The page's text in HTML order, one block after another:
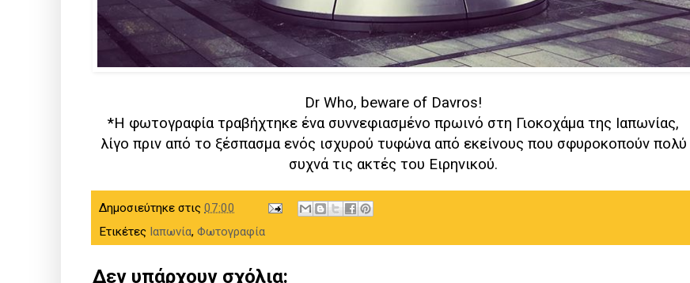
Dr Who, beware of Davros!
*Η φωτογραφία τραβήχτηκε ένα συννεφιασμένο πρωινό στη Γιοκοχάμα της Ιαπωνίας,
λίγο πριν από το ξέσπασμα ενός ισχυρού τυφώνα από εκείνους που σφυροκοπούν πολύ
συχνά τις ακτές του Ειρηνικού.
Δημοσιεύτηκε στις 07:00
Ετικέτες Ιαπωνία, Φωτογραφία
Δεν υπάρχουν σχόλια: